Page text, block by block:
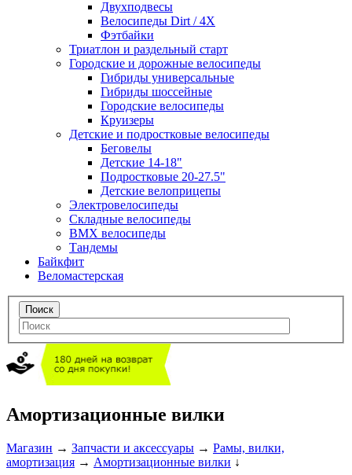
Двухподвесы
Велосипеды Dirt / 4X
Фэтбайки
Триатлон и раздельный старт
Городские и дорожные велосипеды
Гибриды универсальные
Гибриды шоссейные
Городские велосипеды
Круизеры
Детские и подростковые велосипеды
Беговелы
Детские 14-18"
Подростковые 20-27.5"
Детские велоприцепы
Электровелосипеды
Складные велосипеды
BMX велосипеды
Тандемы
Байкфит
Веломастерская
Амортизационные вилки
Магазин → Запчасти и аксессуары → Рамы, вилки,
амортизация → Амортизационные вилки ↓